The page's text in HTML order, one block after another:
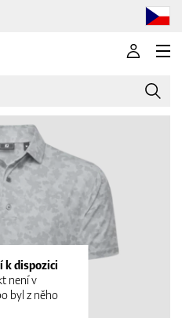
hole
k dispozici
není v
byl z něho